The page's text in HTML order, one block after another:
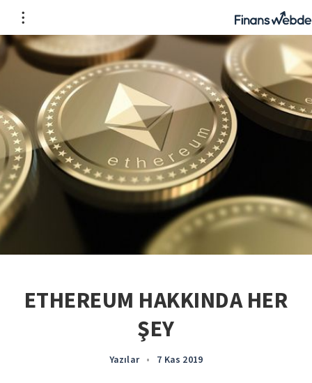
ETHEREUM HAKKINDA HER
ŞEY
Yazılar • 7 Kas 2019